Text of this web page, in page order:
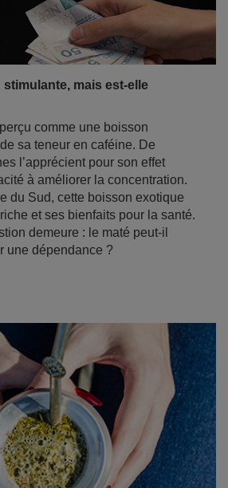
stimulante, mais est-elle
comme une boisson
sa teneur en caféine. De
l’apprécient pour son effet
à améliorer la concentration.
du Sud, cette boisson exotique
et ses bienfaits pour la santé.
demeure : le maté peut-il
une dépendance ?